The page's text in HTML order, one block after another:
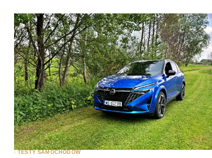
TESTY SAMOCHODÓW